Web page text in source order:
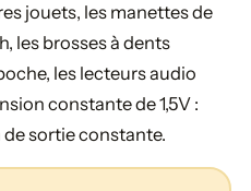
jouets, les manettes de
les brosses à dents
les lecteurs audio
constante de 1,5V :
sortie constante.